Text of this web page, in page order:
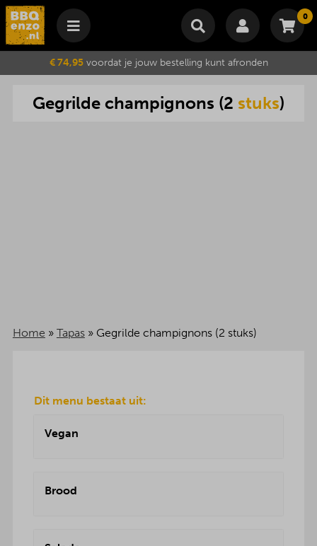
0
Winkelmand
Je winkelwagen is momenteel leeg.
Subtotaal €
Wijzig winkelmand Bestellen
€ 74,95voordat je jouw bestelling kunt afronden
Gegrilde champignons (2 stuks)
Home » Tapas» Gegrilde champignons (2 stuks)
Dit menu bestaat uit:
Vegan
Brood